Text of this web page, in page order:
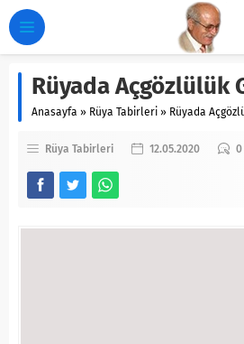
Rüyada Açgözlülük
Anasayfa » Rüya Tabirleri » Rüyada
Rüya Tabirleri 12.05.2020 0